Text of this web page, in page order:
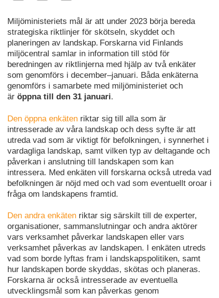
Miljöministeriets mål är att under 2023 börja bereda
strategiska riktlinjer för skötseln, skyddet och
planeringen av landskap. Forskarna vid Finlands
miljöcentral samlar in information till stöd för
beredningen av riktlinjerna med hjälp av två enkäter
som genomförs i december–januari. Båda enkäterna
genomförs i samarbete med miljöministeriet och
är öppna till den 31 januari.
Den öppna enkäten riktar sig till alla som är
intresserade av våra landskap och dess syfte är att
utreda vad som är viktigt för befolkningen, i synnerhet i
vardagliga landskap, samt vilken typ av deltagande och
påverkan i anslutning till landskapen som kan
intressera. Med enkäten vill forskarna också utreda vad
befolkningen är nöjd med och vad som eventuellt oroar i
fråga om landskapens framtid.
Den andra enkäten riktar sig särskilt till de experter,
organisationer, sammanslutningar och andra aktörer
vars verksamhet påverkar landskapen eller vars
verksamhet påverkas av landskapen. I enkäten utreds
vad som borde lyftas fram i landskapspolitiken, samt
hur landskapen borde skyddas, skötas och planeras.
Forskarna är också intresserade av eventuella
utvecklingsmål som kan påverkas genom